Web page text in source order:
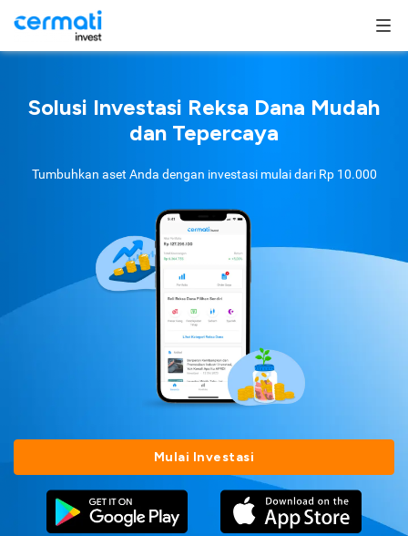
Solusi Investasi Reksa Dana Mudah
dan Tepercaya
Tumbuhkan aset Anda dengan investasi mulai dari Rp 10.000
Mulai Investasi